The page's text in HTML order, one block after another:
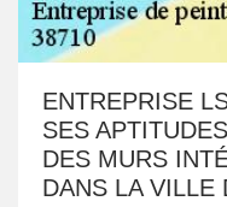
ENTREPRISE
SES
DES MURS
DANS LA VILLE